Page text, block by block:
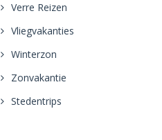
Verre Reizen
Vliegvakanties
Winterzon
Zonvakantie
Stedentrips